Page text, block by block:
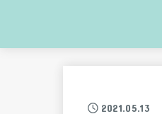
2021.05.13